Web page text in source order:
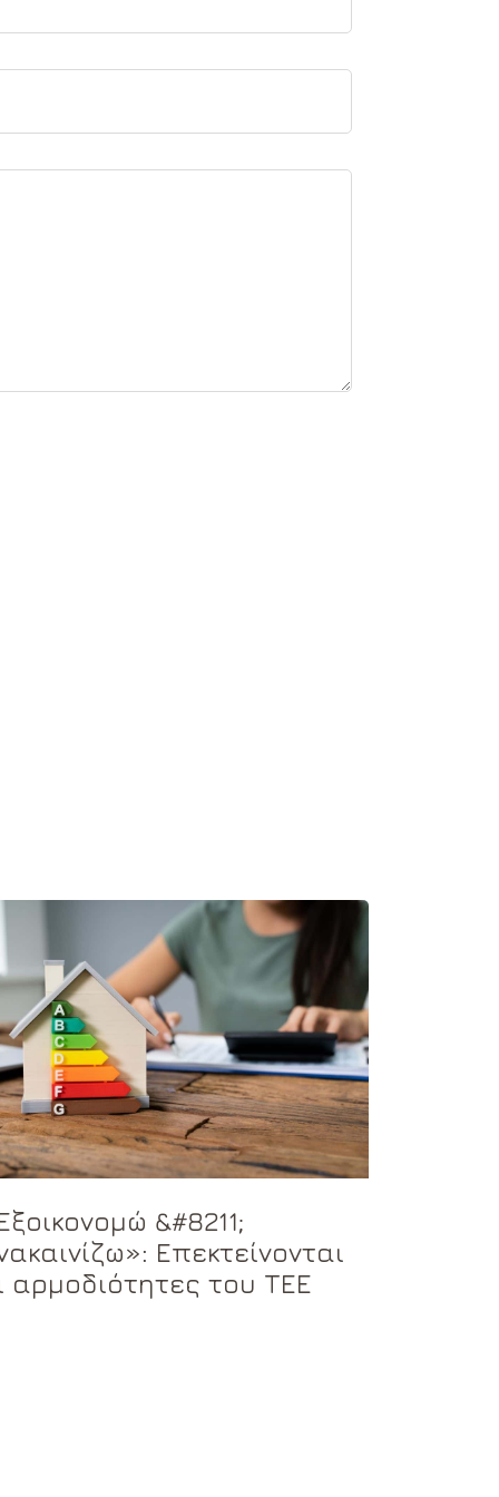
&#8211;
Επεκτείνονται
αρμοδιότητες του ΤΕΕ